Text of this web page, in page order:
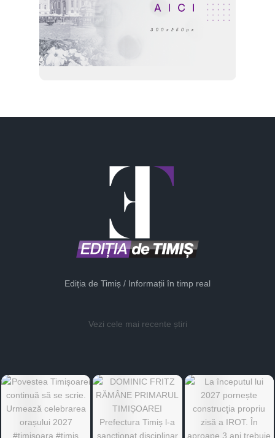
Ediția de Timiș / Informații în timp real
Vezi cele mai recente știri